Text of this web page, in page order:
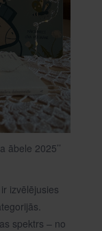
ābele 2025’’
izvēlējusies
spektrs – no